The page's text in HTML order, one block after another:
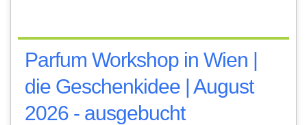
Parfum Workshop in Wien |
die Geschenkidee | August
2026 - ausgebucht